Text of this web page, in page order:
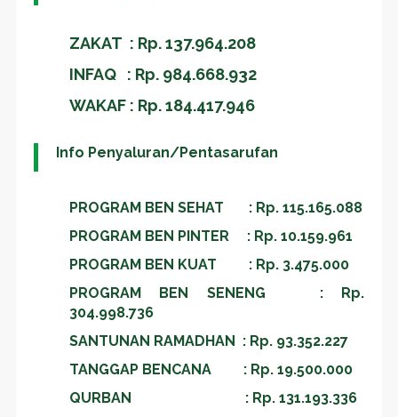
ZAKAT : Rp. 137.964.208
INFAQ : Rp. 984.668.932
WAKAF : Rp. 184.417.946
Info Penyaluran/Pentasarufan
PROGRAM BEN SEHAT : Rp. 115.165.088
PROGRAM BEN PINTER : Rp. 10.159.961
PROGRAM BEN KUAT : Rp. 3.475.000
PROGRAM BEN SENENG : Rp.
304.998.736
SANTUNAN RAMADHAN : Rp. 93.352.227
TANGGAP BENCANA : Rp. 19.500.000
QURBAN : Rp. 131.193.336